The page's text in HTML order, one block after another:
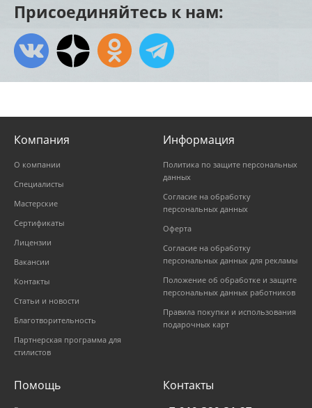
Присоединяйтесь к нам:
Компания
О компании
Специалисты
Мастерские
Сертификаты
Лицензии
Вакансии
Контакты
Статьи и новости
Благотворительность
Партнерская программа для
стилистов
Информация
Политика по защите персональных
данных
Согласие на обработку
персональных данных
Оферта
Согласие на обработку
персональных данных для рекламы
Положение об обработке и защите
персональных данных работников
Правила покупки и использования
подарочных карт
Помощь Контакты